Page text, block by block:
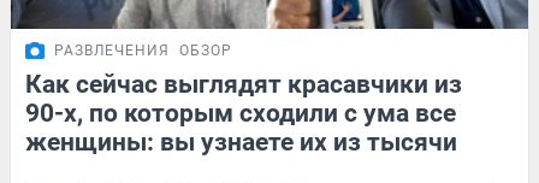
РАЗВЛЕЧЕНИЯ ОБЗОР
Как сейчас выглядят красавчики из
90-х, по которым сходили с ума все
женщины: вы узнаете их из тысячи